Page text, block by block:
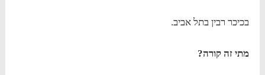
בכיכר רבין בתל אביב.
מתי זה קורה?